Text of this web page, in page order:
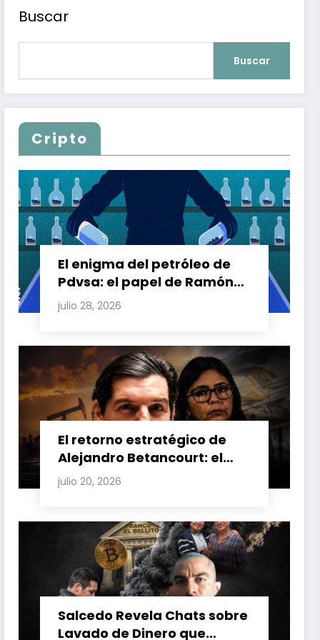
Buscar
Buscar
Cripto
El enigma del petróleo de
Pdvsa: el papel de Ramón
Carretero en el triángulo de
Carretero y su impacto en
julio 28, 2026
El retorno estratégico de
Alejandro Betancourt: el
bolichico que desafía la
justicia y renueva su poder
venezolana
julio 20, 2026
Salcedo Revela Chats sobre
Lavado de Dinero que